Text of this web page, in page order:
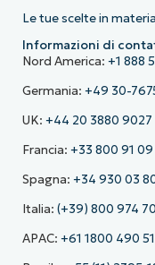
Le tue scelte in
Informazioni di
Nord America: +1 888
Germania: +49 30-
UK: +44 20 3880 9027
Francia: +33 800 91
Spagna: +34 930 03
Italia: (+39) 800 974
APAC: +61 1800 490